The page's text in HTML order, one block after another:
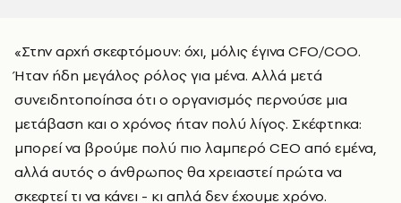
«Στην αρχή σκεφτόμουν: όχι, μόλις έγινα CFO/COO.
Ήταν ήδη μεγάλος ρόλος για μένα. Αλλά μετά
συνειδητοποίησα ότι ο οργανισμός περνούσε μια
μετάβαση και ο χρόνος ήταν πολύ λίγος. Σκέφτηκα:
μπορεί να βρούμε πολύ πιο λαμπερό CEO από εμένα,
αλλά αυτός ο άνθρωπος θα χρειαστεί πρώτα να
σκεφτεί τι να κάνει - κι απλά δεν έχουμε χρόνο.